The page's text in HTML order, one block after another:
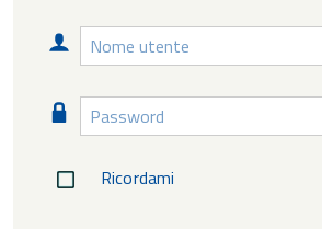
Nome
utente
Password
Ricordami